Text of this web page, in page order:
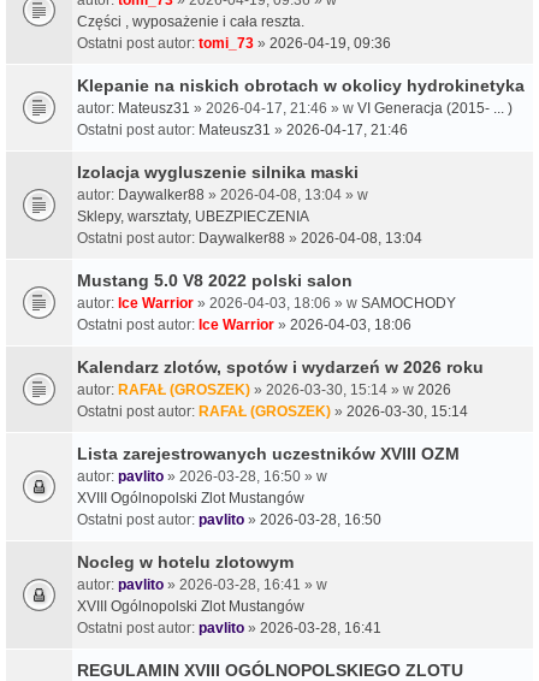
Części , wyposażenie i cała reszta.
Ostatni post autor: tomi_73 » 2026-04-19, 09:36
Klepanie na niskich obrotach w okolicy hydrokinetyka
autor: Mateusz31 » 2026-04-17, 21:46 » w VI Generacja (2015- ... )
Ostatni post autor: Mateusz31 » 2026-04-17, 21:46
Izolacja wygluszenie silnika maski
autor: Daywalker88 » 2026-04-08, 13:04 » w
Sklepy, warsztaty, UBEZPIECZENIA
Ostatni post autor: Daywalker88 » 2026-04-08, 13:04
Mustang 5.0 V8 2022 polski salon
autor: Ice Warrior » 2026-04-03, 18:06 » w SAMOCHODY
Ostatni post autor: Ice Warrior » 2026-04-03, 18:06
Kalendarz zlotów, spotów i wydarzeń w 2026 roku
autor: RAFAŁ (GROSZEK) » 2026-03-30, 15:14 » w 2026
Ostatni post autor: RAFAŁ (GROSZEK) » 2026-03-30, 15:14
Lista zarejestrowanych uczestników XVIII OZM
autor: pavlito » 2026-03-28, 16:50 » w
XVIII Ogólnopolski Zlot Mustangów
Ostatni post autor: pavlito » 2026-03-28, 16:50
Nocleg w hotelu zlotowym
autor: pavlito » 2026-03-28, 16:41 » w
XVIII Ogólnopolski Zlot Mustangów
Ostatni post autor: pavlito » 2026-03-28, 16:41
REGULAMIN XVIII OGÓLNOPOLSKIEGO ZLOTU